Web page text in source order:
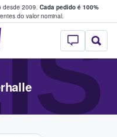
desde 2009. Cada pedido é 100%
do valor nominal.
StubHub – onde
bilhetes